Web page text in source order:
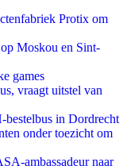
Protix om
Moskou en Sint-
games
vraagt uitstel van
in Dordrecht
onder toezicht om
ambassadeur naar